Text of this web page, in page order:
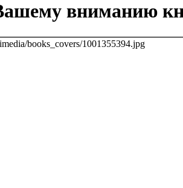
вниманию